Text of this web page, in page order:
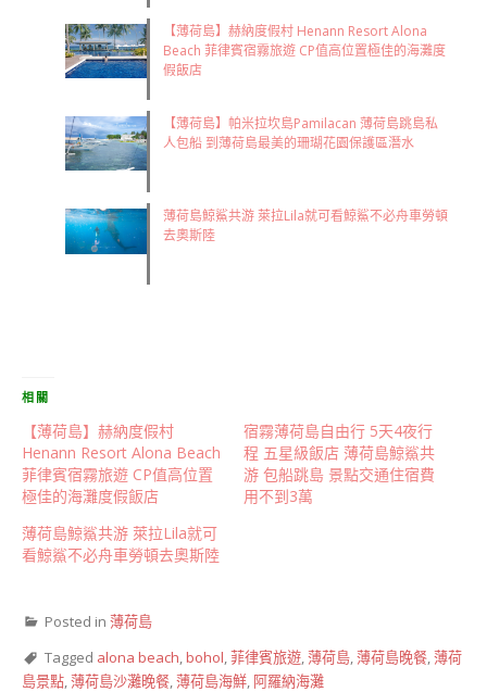
【薄荷島】赫納度假村 Henann Resort Alona
Beach 菲律賓宿霧旅遊 CP值高位置極佳的海灘度
假飯店
【薄荷島】帕米拉坎島Pamilacan 薄荷島跳島私
人包船 到薄荷島最美的珊瑚花園保護區潛水
薄荷島鯨鯊共游 萊拉Lila就可看鯨鯊不必舟車勞頓
去奧斯陸
相關
【薄荷島】赫納度假村
Henann Resort Alona Beach
菲律賓宿霧旅遊 CP值高位置
極佳的海灘度假飯店
宿霧薄荷島自由行 5天4夜行
程 五星級飯店 薄荷島鯨鯊共
游 包船跳島 景點交通住宿費
用不到3萬
薄荷島鯨鯊共游 萊拉Lila就可
看鯨鯊不必舟車勞頓去奧斯陸
Posted in 薄荷島
Tagged alona beach,bohol,菲律賓旅遊,薄荷島,薄荷島晚餐,薄荷
島景點,薄荷島沙灘晚餐,薄荷島海鮮, 阿羅納海灘